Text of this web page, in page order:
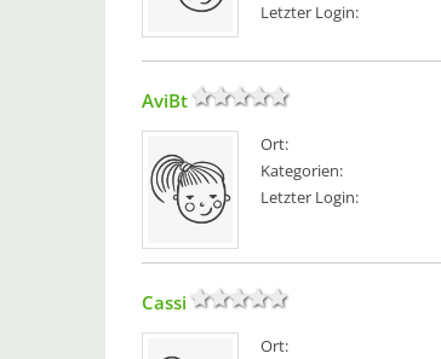
Letzter Login:
AviBt
Ort:
Kategorien:
Letzter Login:
Cassi
Ort: